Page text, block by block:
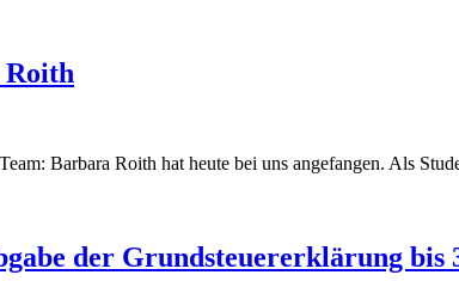
Barbara Roith hat heute bei uns angefangen. Als
der Grundsteuererklärung bis